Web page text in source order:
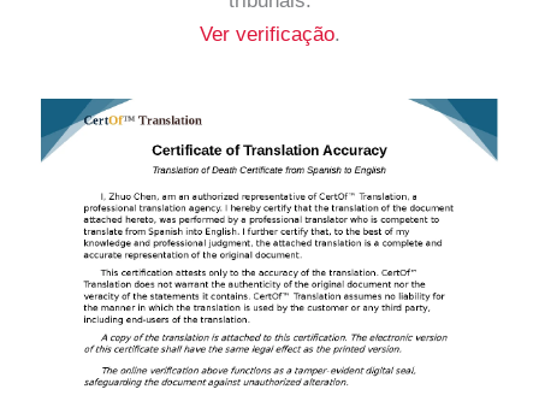
Ver verificação.